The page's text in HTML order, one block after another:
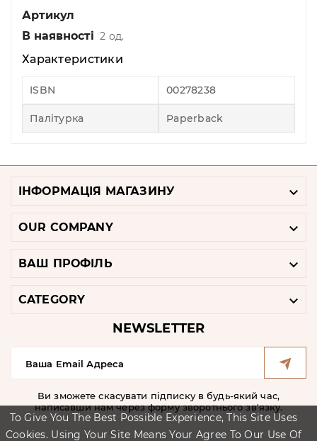
To Give You The Best Possible Experience, This Site Uses
Cookies. Using Your Site Means Your Agree To Our Use Of
Артикул
В наявності 2 од.
Характеристики
ISBN 00278238
Палітурка Paperback
ІНФОРМАЦІЯ МАГАЗИНУ 
OUR COMPANY 
ВАШ ПРОФІЛЬ 
CATEGORY 
NEWSLETTER
Ви зможете скасувати підписку в будь-який час,
написавши нам через форму зворотнього зв'язку.